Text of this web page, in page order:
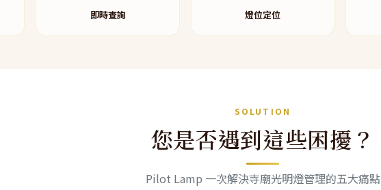
即時查詢 燈位定位
SOLUTION
您是否遇到這些困擾？
Pilot Lamp 一次解決寺廟光明燈管理的五大痛點